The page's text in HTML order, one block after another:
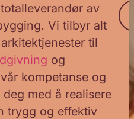
av
Vi tilbyr alt
til
og
kompetanse og
med å realisere
trygg og effektiv